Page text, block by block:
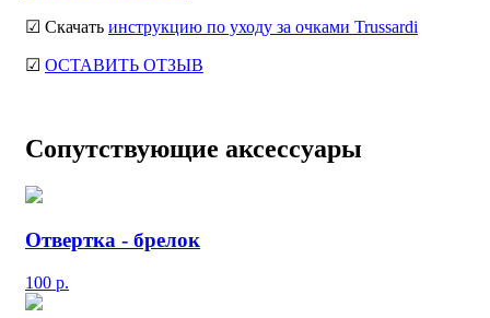
☑ Скачать инструкцию по уходу за очками Trussardi
☑ ОСТАВИТЬ ОТЗЫВ
Сопутствующие аксессуары
Отвертка - брелок
100 р.